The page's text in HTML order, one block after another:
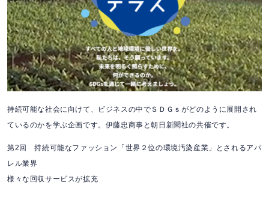
持続可能な社会に向けて、ビジネスの中でＳＤＧｓがどのように展開され
ているのかを学ぶ企画です。伊藤忠商事と朝日新聞社の共催です。
第2回 持続可能なファッション「世界２位の環境汚染産業」とされるアパ
レル業界
様々な回収サービスが拡充